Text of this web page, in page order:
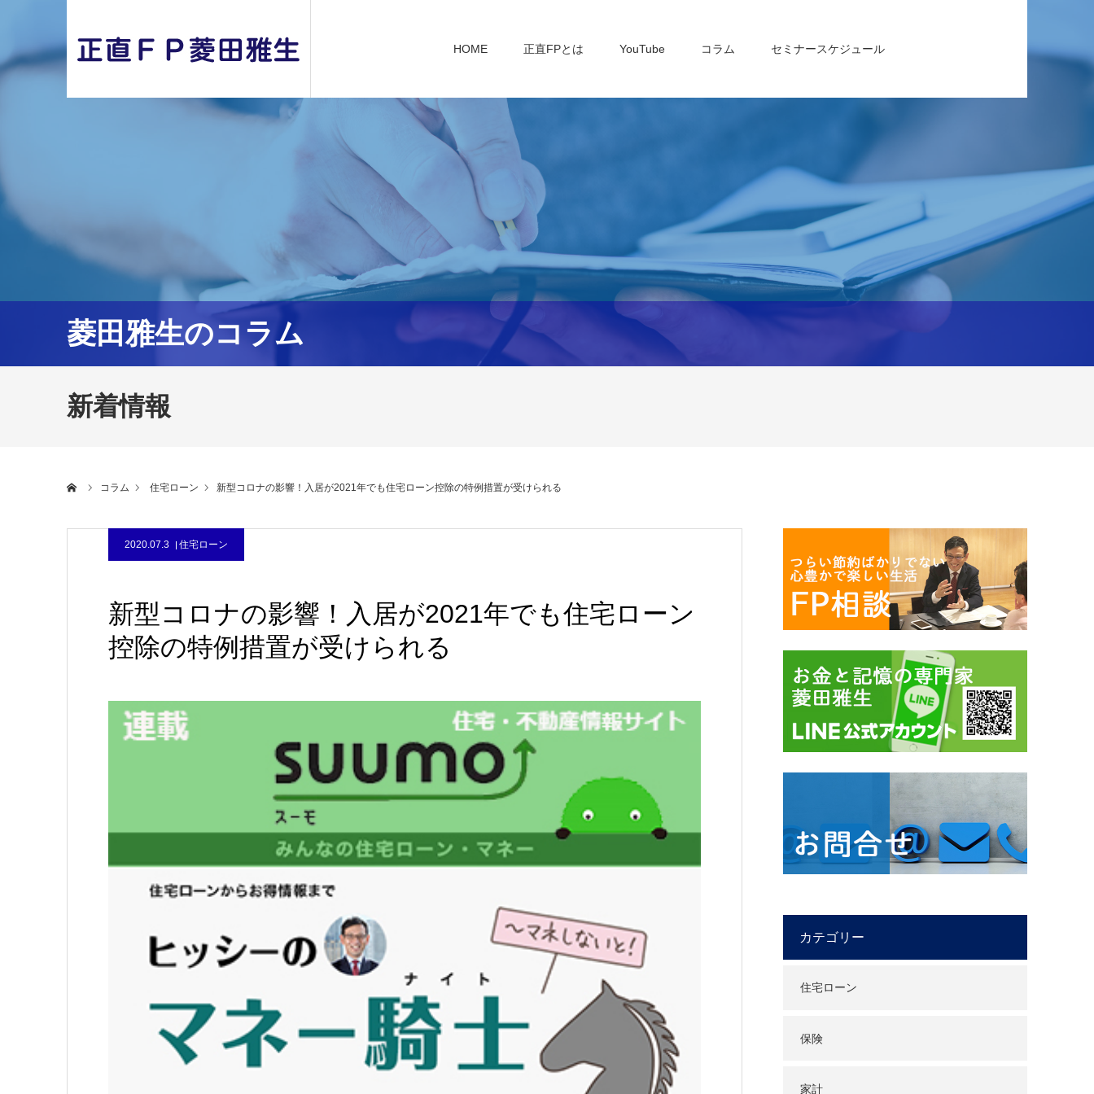
HOME 正直FPとは YouTube コラム セミナースケジュール
菱田雅生のコラム
新着情報
コラム 住宅ローン 新型コロナの影響！入居が2021年でも住宅ローン控除の特例措置が受けられる
2020.07.3 住宅ローン
新型コロナの影響！入居が2021年でも住宅ローン
控除の特例措置が受けられる
カテゴリー
住宅ローン
保険
家計